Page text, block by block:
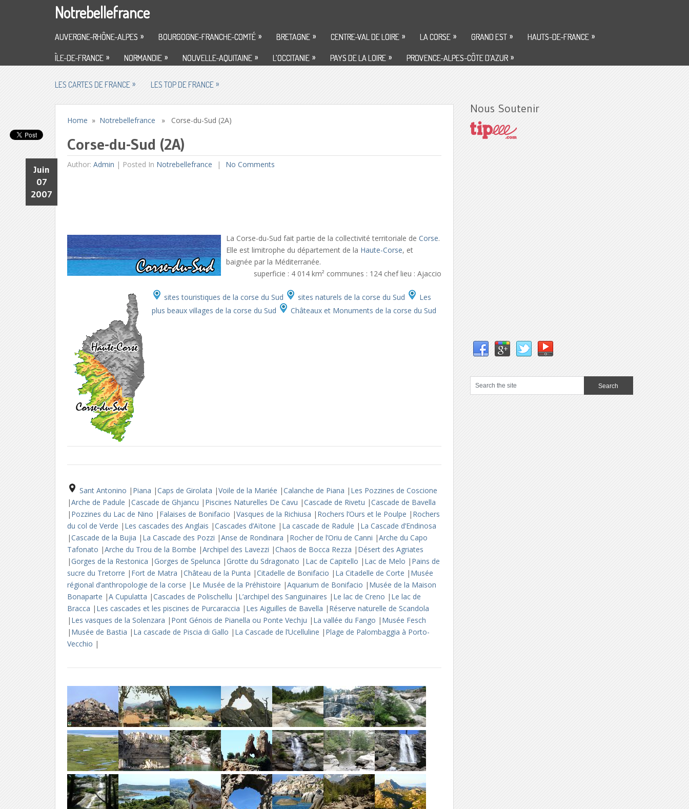
Notrebellefrance
AUVERGNE-RHÔNE-ALPES » BOURGOGNE-FRANCHE-COMTÉ » BRETAGNE » CENTRE-VAL DE LOIRE » LA CORSE » GRAND EST » HAUTS-DE-FRANCE »
ÎLE-DE-FRANCE » NORMANDIE » NOUVELLE-AQUITAINE » L’OCCITANIE » PAYS DE LA LOIRE » PROVENCE-ALPES-CÔTE D’AZUR »
LES CARTES DE FRANCE » LES TOP DE FRANCE »
Home » Notrebellefrance » Corse-du-Sud (2A)
Corse-du-Sud (2A)
Author:Admin |
Juin
07
2007
Posted In Notrebellefrance No Comments
La Corse-du-Sud fait partie de la collectivité territoriale deCorse.
Elle est limitrophe du département de la Haute-Corse, et
baignée par la Méditerranée.
superficie : 4 014 km² communes : 124 chef lieu : Ajaccio
sites touristiques de la corse du Sud sites naturels de la corse du Sud
Les
plus beaux villages de la corse du Sud
Châteaux et Monuments de la corse du Sud
Sant Antonino | Piana |Caps de Girolata |Voile de la Mariée |Calanche de Piana | Les Pozzines de Coscione
|Arche de Padule |Cascade de Ghjancu | Piscines Naturelles De Cavu |Cascade de Rivetu |Cascade de Bavella
| Pozzines du Lac de Nino | Falaises de Bonifacio |Vasques de la Richiusa | Rochers l’Ours et le Poulpe | Rochers
du col de Verde | Les cascades des Anglais |Cascades d’Aïtone | La cascade de Radule | La Cascade d’Endinosa
|Cascade de la Bujia | La Cascade des Pozzi |Anse de Rondinara | Rocher de l’Oriu de Canni |Arche du Capo
Tafonato |Arche du Trou de la Bombe |Archipel des Lavezzi |Chaos de Bocca Rezza | Désert des Agriates
|Gorges de la Restonica |Gorges de Spelunca |Grotte du Sdragonato | Lac de Capitello | Lac de Melo | Pains de
sucre du Tretorre | Fort de Matra |Château de la Punta |Citadelle de Bonifacio | La Citadelle de Corte | Musée
régional d’anthropologie de la corse | Le Musée de la Préhistoire |Aquarium de Bonifacio | Musée de la Maison
Bonaparte |A Cupulatta |Cascades de Polischellu | L’archipel des Sanguinaires | Le lac de Creno | Le lac de
Bracca | Les cascades et les piscines de Purcaraccia | Les Aiguilles de Bavella | Réserve naturelle de Scandola
| Les vasques de la Solenzara | Pont Génois de Pianella ou Ponte Vechju | La vallée du Fango | Musée Fesch
| Musée de Bastia | La cascade de Piscia di Gallo | La Cascade de l’Ucelluline | Plage de Palombaggia à Porto-
Vecchio |
Nous Soutenir